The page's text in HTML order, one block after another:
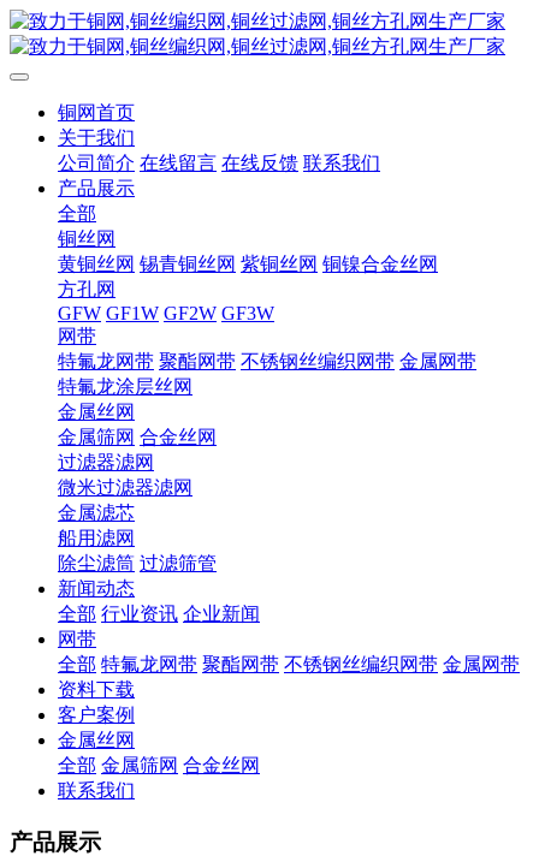
铜网首页
关于我们
公司简介 在线留言 在线反馈 联系我们
产品展示
全部
铜丝网
黄铜丝网 锡青铜丝网 紫铜丝网 铜镍合金丝网
方孔网
GFW GF1W GF2W GF3W
网带
特氟龙网带 聚酯网带 不锈钢丝编织网带 金属网带
特氟龙涂层丝网
金属丝网
金属筛网 合金丝网
过滤器滤网
微米过滤器滤网
金属滤芯
船用滤网
除尘滤筒 过滤筛管
新闻动态
全部 行业资讯 企业新闻
网带
全部 特氟龙网带 聚酯网带 不锈钢丝编织网带 金属网带
资料下载
客户案例
金属丝网
全部 金属筛网 合金丝网
联系我们
产品展示